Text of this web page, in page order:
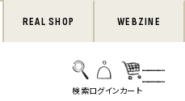
REAL SHOP WEBZINE